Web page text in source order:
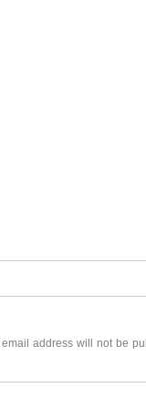
address will not be